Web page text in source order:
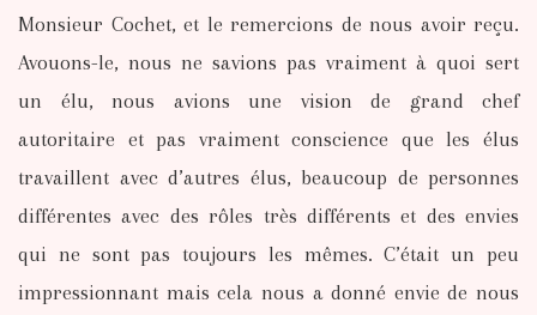
Monsieur Cochet, et le remercions de nous avoir reçu.
Avouons-le, nous ne savions pas vraiment à quoi sert
un élu, nous avions une vision de grand chef
autoritaire et pas vraiment conscience que les élus
travaillent avec d’autres élus, beaucoup de personnes
différentes avec des rôles très différents et des envies
qui ne sont pas toujours les mêmes. C’était un peu
impressionnant mais cela nous a donné envie de nous